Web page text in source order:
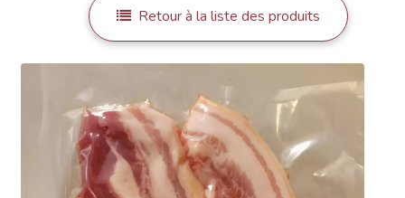
Retour à la liste des produits